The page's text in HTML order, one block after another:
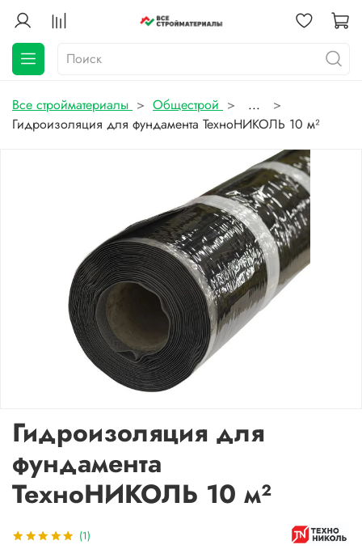
Все стройматериалы Общестрой
...
Гидроизоляция для фундамента ТехноНИКОЛЬ 10 м²
(1)
Гидроизоляция для
фундамента
ТехноНИКОЛЬ 10 м²